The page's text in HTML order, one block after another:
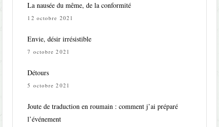
La nausée du même, de la conformité
12 octobre 2021
Envie, désir irrésistible
7 octobre 2021
Détours
5 octobre 2021
Joute de traduction en roumain : comment j’ai préparé
l’événement